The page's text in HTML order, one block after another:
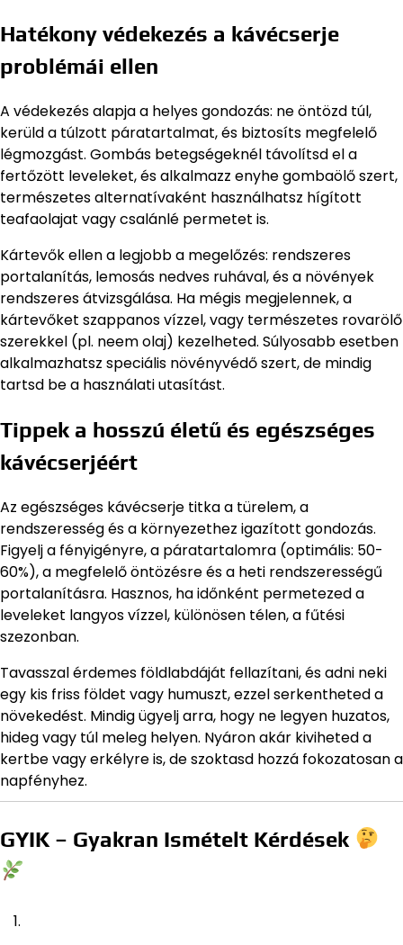
Hatékony védekezés a kávécserje
problémái ellen
A védekezés alapja a helyes gondozás: ne öntözd túl,
kerüld a túlzott páratartalmat, és biztosíts megfelelő
légmozgást. Gombás betegségeknél távolítsd el a
fertőzött leveleket, és alkalmazz enyhe gombaölő szert,
természetes alternatívaként használhatsz hígított
teafaolajat vagy csalánlé permetet is.
Kártevők ellen a legjobb a megelőzés: rendszeres
portalanítás, lemosás nedves ruhával, és a növények
rendszeres átvizsgálása. Ha mégis megjelennek, a
kártevőket szappanos vízzel, vagy természetes rovarölő
szerekkel (pl. neem olaj) kezelheted. Súlyosabb esetben
alkalmazhatsz speciális növényvédő szert, de mindig
tartsd be a használati utasítást.
Tippek a hosszú életű és egészséges
kávécserjéért
Az egészséges kávécserje titka a türelem, a
rendszeresség és a környezethez igazított gondozás.
Figyelj a fényigényre, a páratartalomra (optimális: 50-
60%), a megfelelő öntözésre és a heti rendszerességű
portalanításra. Hasznos, ha időnként permetezed a
leveleket langyos vízzel, különösen télen, a fűtési
szezonban.
Tavasszal érdemes földlabdáját fellazítani, és adni neki
egy kis friss földet vagy humuszt, ezzel serkentheted a
növekedést. Mindig ügyelj arra, hogy ne legyen huzatos,
hideg vagy túl meleg helyen. Nyáron akár kiviheted a
kertbe vagy erkélyre is, de szoktasd hozzá fokozatosan a
napfényhez.
GYIK – Gyakran Ismételt Kérdések